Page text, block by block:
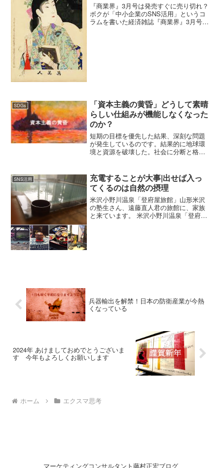
『商業界』3月号は発売すぐに売り切れ？
ボクが「中小企業のSNS活用」というコ
ラムを書いた経済雑誌『商業界』3月号が
SDGs
「資本主義の黄昏」どうして素晴
らしい仕組みが機能しなくなった
のか？
短期の目標を優先した結果、深刻な問題
が発生しているのです。結果的に地球環
境と資源を破壊した。社会に分断と格差
き進んだらさぁ、さすがヤベんじゃね
ー」っていう世の中の風味になってきた
わけです。この課題を人類はどう解決し
ていくのか？人類は自分たちの欲望によ
って滅亡するのか？この文明的な生活を
続けていくことは可能なのか？今、まさ
にそれが問われている。これは大企業だ
SNS活用
充電することが大事|出せば入っ
てくるのは自然の摂理
米沢小野川温泉「登府屋旅館」山形米沢
の塾生さん、遠藤直人君の旅館に、家族
と来ています。 米沢小野川温泉「登府屋
兵器輸出を解禁！日本の防衛産業が今熱
くなっている
2024年 あけましておめでとうございま
す 今年もよろしくお願いします
ホーム エクスマ思考
マーケティングコンサルタント藤村正宏ブログ